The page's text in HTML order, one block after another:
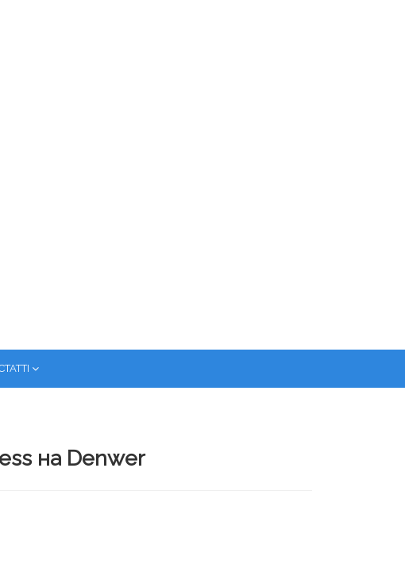
на Denwer